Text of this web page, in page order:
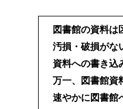
図書館の資料は
汚損・破損がな
資料への書き込
万一、図書館資
速やかに図書館